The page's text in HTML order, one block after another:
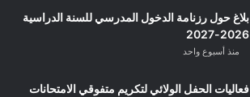
بلاغ حول رزنامة الدخول المدرسي للسنة الدراسية
2026-2027
منذ أسبوع واحد
فعاليات الحفل الولائي لتكريم متفوقي الامتحانات